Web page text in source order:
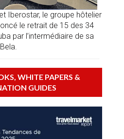
Iberostar, le groupe hôtelier
le retrait de 15 des 34
par l’intermédiaire de sa
WHITE PAPERS &
GUIDES